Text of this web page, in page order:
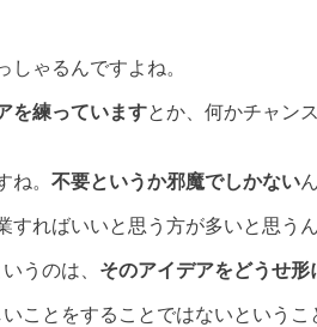
しゃるんですよね。
を練っていますとか、何かチャン
ね。 不要というか邪魔でしかない
ればいいと思う方が多いと思う
うのは、 そのアイデアをどうせ
ことをすることではないというこ